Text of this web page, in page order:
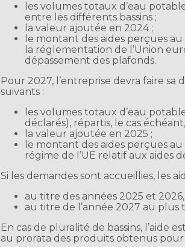
les volumes totaux d’eau
entre les différents bassins ;
la valeur ajoutée en 2024 ;
le montant des aides perçues
la réglementation de l’Union
dépassement des plafonds.
Pour 2027, l’entreprise devra faire
suivants :
les volumes totaux d’eau
déclarés), répartis, le cas
la valeur ajoutée en 2025 ;
le montant des aides perçues
régime de l’UE relatif aux aides
Si les demandes sont accueillies, les
au titre des années 2025 et
au titre de l’année 2027 au plus
En cas de pluralité de bassins, l’aide
au prorata des produits obtenus pour